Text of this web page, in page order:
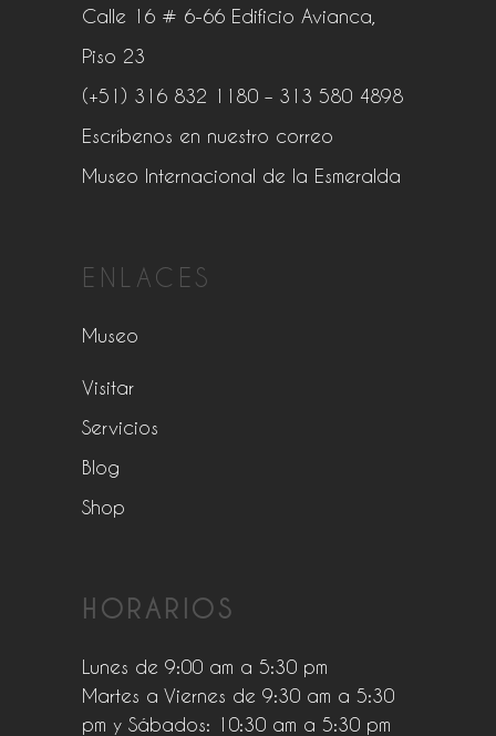
Calle 16 # 6-66 Edificio Avianca,
Piso 23
(+51) 316 832 1180 – 313 580 4898
Escríbenos en nuestro correo
Museo Internacional de la Esmeralda
ENLACES
Museo
Visitar
Servicios
Blog
Shop
HORARIOS
Lunes de 9:00 am a 5:30 pm
Martes a Viernes de 9:30 am a 5:30
pm y Sábados: 10:30 am a 5:30 pm